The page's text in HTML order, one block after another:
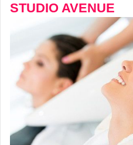
STUDIO AVENUE